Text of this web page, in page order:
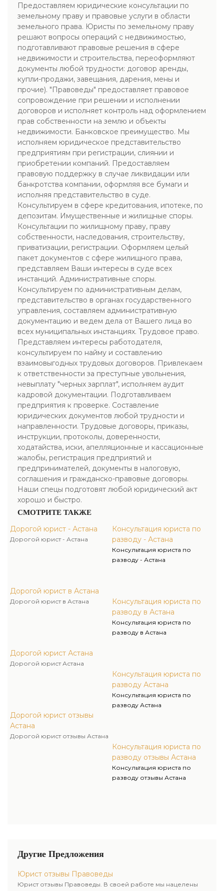
Предоставляем юридические консультации по
земельному праву и правовые услуги в области
земельного права. Юристы по земельному праву
решают вопросы операций с недвижимостью,
подготавливают правовые решения в сфере
недвижимости и строительства, переоформляют
документы любой трудности: договор аренды,
купли-продажи, завещания, дарения, мены и
прочие). "Правоведы" предоставляет правовое
сопровождение при решении и исполнении
договоров и исполняет контроль над оформлением
прав собственности на землю и объекты
недвижимости. Банковское преимущество. Мы
исполняем юридическое представительство
предприятиям при регистрации, слиянии и
приобретении компаний. Предоставляем
правовую поддержку в случае ликвидации или
банкротства компании, оформляя все бумаги и
исполняя представительство в суде.
Консультируем в сфере кредитования, ипотеке, по
депозитам. Имущественные и жилищные споры.
Консультации по жилищному праву, праву
собственности, наследования, строительству,
приватизации, регистрации. Оформляем целый
пакет документов с сфере жилищного права,
представляем Ваши интересы в суде всех
инстанций. Административные споры.
Консультируем по административным делам,
представительство в органах государственного
управления, составляем административную
документацию и ведем дела от Вашего лица во
всех муниципальных инстанциях. Трудовое право.
Представляем интересы работодателя,
консультируем по найму и составлению
взаимовыгодных трудовых договоров. Привлекаем
к ответственности за преступные увольнения,
невыплату "черных зарплат", исполняем аудит
кадровой документации. Подготавливаем
предприятия к проверке. Составление
юридических документов любой трудности и
направленности. Трудовые договоры, приказы,
инструкции, протоколы, доверенности,
ходатайства, иски, апелляционные и кассационные
жалобы, регистрация предприятий и
предпринимателей, документы в налоговую,
соглашения и гражданско-правовые договоры.
Наши спецы подготовят любой юридический акт
хорошо и быстро.
СМОТРИТЕ ТАКЖЕ
Дорогой юрист - Астана
Дорогой юрист - Астана
Дорогой юрист в Астана
Дорогой юрист в Астана
Дорогой юрист Астана
Дорогой юрист Астана
Дорогой юрист отзывы
Астана
Дорогой юрист отзывы Астана
Консультация юриста по
разводу - Астана
Консультация юриста по
разводу - Астана
Консультация юриста по
разводу в Астана
Консультация юриста по
разводу в Астана
Консультация юриста по
разводу Астана
Консультация юриста по
разводу Астана
Консультация юриста по
разводу отзывы Астана
Консультация юриста по
разводу отзывы Астана
Другие Предложения
Юрист отзывы Правоведы
Юрист отзывы Правоведы. В своей работе мы нацелены